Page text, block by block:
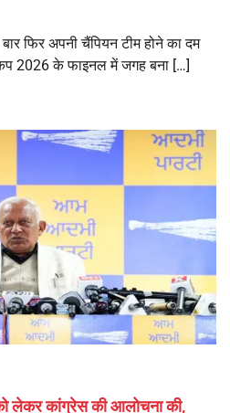
फिर अपनी चैंपियन टीम होने का दम
2026 के फाइनल में जगह बना […]
लेकर कांग्रेस की आलोचना की,